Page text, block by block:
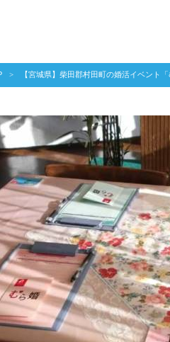
【宮城県】柴田郡村田町の婚活イベント